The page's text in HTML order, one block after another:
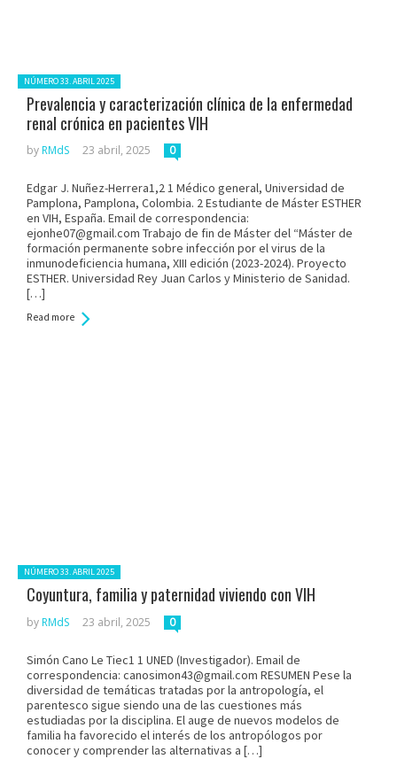
Posted in:
NÚMERO 33. ABRIL 2025
Prevalencia y caracterización clínica de la enfermedad
renal crónica en pacientes VIH
by RMdS 23 abril, 2025 0
Edgar J. Nuñez-Herrera1,2 1 Médico general, Universidad de
Pamplona, Pamplona, Colombia. 2 Estudiante de Máster ESTHER
en VIH, España. Email de correspondencia:
ejonhe07@gmail.com Trabajo de fin de Máster del “Máster de
formación permanente sobre infección por el virus de la
inmunodeficiencia humana, XIII edición (2023-2024). Proyecto
ESTHER. Universidad Rey Juan Carlos y Ministerio de Sanidad.
[…]
Read more
Posted in:
NÚMERO 33. ABRIL 2025
Coyuntura, familia y paternidad viviendo con VIH
by RMdS 23 abril, 2025 0
Simón Cano Le Tiec1 1 UNED (Investigador). Email de
correspondencia: canosimon43@gmail.com RESUMEN Pese la
diversidad de temáticas tratadas por la antropología, el
parentesco sigue siendo una de las cuestiones más
estudiadas por la disciplina. El auge de nuevos modelos de
familia ha favorecido el interés de los antropólogos por
conocer y comprender las alternativas a […]